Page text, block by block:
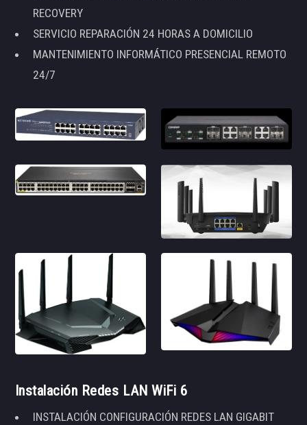
RECOVERY
SERVICIO REPARACIÓN 24 HORAS A DOMICILIO
MANTENIMIENTO INFORMÁTICO PRESENCIAL REMOTO
24/7
Instalación Redes LAN WiFi 6
INSTALACIÓN CONFIGURACIÓN REDES LAN GIGABIT